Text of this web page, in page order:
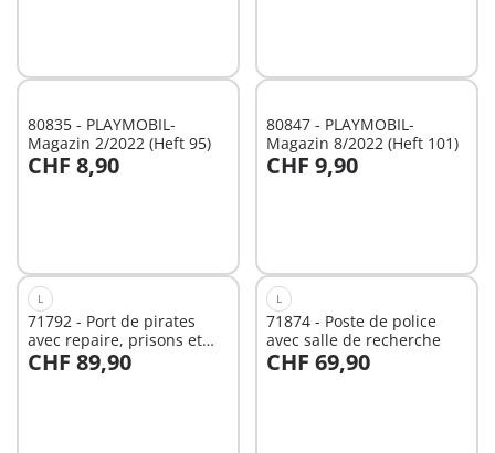
80835 - PLAYMOBIL-
Magazin 2/2022 (Heft 95)
CHF 8,90
80847 - PLAYMOBIL-
Magazin 8/2022 (Heft 101)
CHF 9,90
L
71792 - Port de pirates
avec repaire, prisons et
canon
CHF 89,90
Au panier
L
71874 - Poste de police
avec salle de recherche
CHF 69,90
Au panier